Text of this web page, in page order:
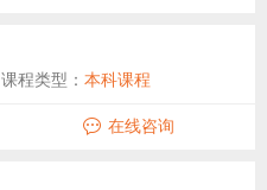
课程类型： 本科课程
在线咨询